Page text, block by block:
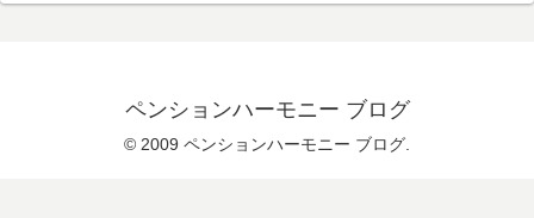
ペンションハーモニー ブログ
© 2009 ペンションハーモニー ブログ.